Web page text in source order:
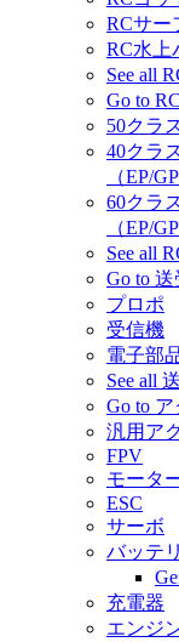
RCサー
RC水上
See all
Go to
50クラ
40クラ
（EP/
60クラ
（EP/
See all
Go to
プロポ
受信機
電子部
See all
Go to
汎用ア
FPV
モータ
ESC
サーボ
バッテ
充電器
エンジ